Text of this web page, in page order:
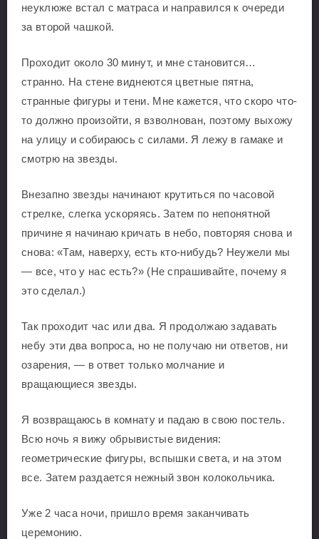
неуклюже встал с матраса и направился к очереди
за второй чашкой.
Проходит около 30 минут, и мне становится…
странно. На стене виднеются цветные пятна,
странные фигуры и тени. Мне кажется, что скоро что-
то должно произойти, я взволнован, поэтому выхожу
на улицу и собираюсь с силами. Я лежу в гамаке и
смотрю на звезды.
Внезапно звезды начинают крутиться по часовой
стрелке, слегка ускоряясь. Затем по непонятной
причине я начинаю кричать в небо, повторяя снова и
снова: «Там, наверху, есть кто-нибудь? Неужели мы
— все, что у нас есть?» (Не спрашивайте, почему я
это сделал.)
Так проходит час или два. Я продолжаю задавать
небу эти два вопроса, но не получаю ни ответов, ни
озарения, — в ответ только молчание и
вращающиеся звезды.
Я возвращаюсь в комнату и падаю в свою постель.
Всю ночь я вижу обрывистые видения:
геометрические фигуры, вспышки света, и на этом
все. Затем раздается нежный звон колокольчика.
Уже 2 часа ночи, пришло время заканчивать
церемонию.